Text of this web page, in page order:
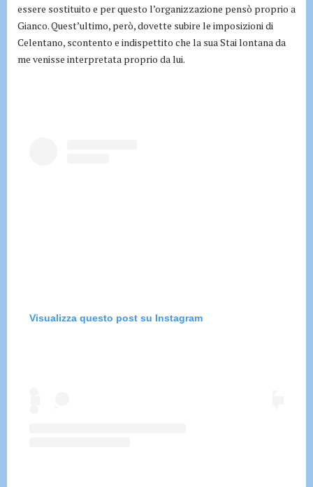
essere sostituito e per questo l’organizzazione pensò proprio a
Gianco. Quest’ultimo, però, dovette subire le imposizioni di
Celentano, scontento e indispettito che la sua Stai lontana da
me venisse interpretata proprio da lui.
Visualizza questo post su Instagram